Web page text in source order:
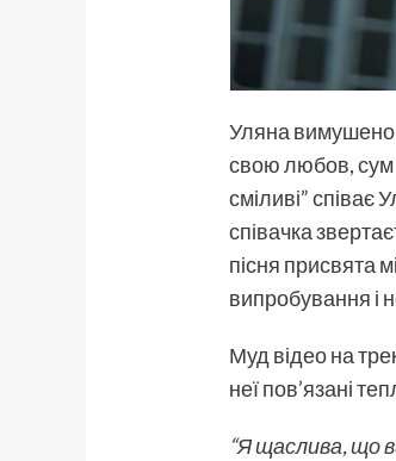
Уляна вимушено
свою любов, сум
сміливі” співає
співачка
пісня присвята
випробування і
Муд відео на
неї пов’язані
“Я щаслива, що